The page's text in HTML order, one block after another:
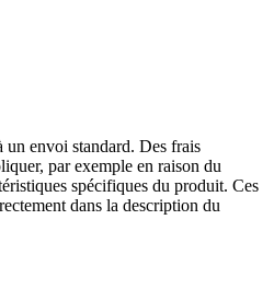
un envoi standard. Des frais
par exemple en raison du
spécifiques du produit. Ces
dans la description du